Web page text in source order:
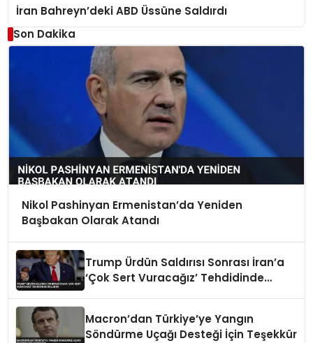
İran Bahreyn’deki ABD Üssüne Saldırdı
Son Dakika
Nikol Pashinyan Ermenistan’da Yeniden
Başbakan Olarak Atandı
Trump Ürdün Saldırısı Sonrası İran’a
‘Çok Sert Vuracağız’ Tehdidinde
Macron’dan Türkiye’ye Yangın
Söndürme Uçağı Desteği İçin Teşekkür